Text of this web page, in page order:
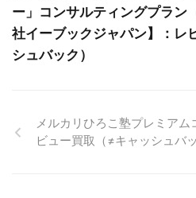
ー」コンサルティングプラン
社イーブックジャパン】：レ
シュバック）
メルカリひろこ塾プレミアム
ビュー買取（≠キャッシュバッ